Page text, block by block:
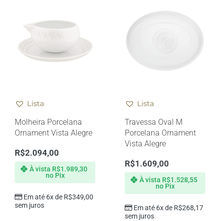
Lista
Molheira Porcelana
Ornament Vista Alegre
R$2.094,00
Em até 6x de R$349,00
sem juros
À vista R$1.989,30
no Pix
Lista
Travessa Oval M
Porcelana Ornament
Vista Alegre
R$1.609,00
Em até 6x de R$268,17
sem juros
À vista R$1.528,55
no Pix